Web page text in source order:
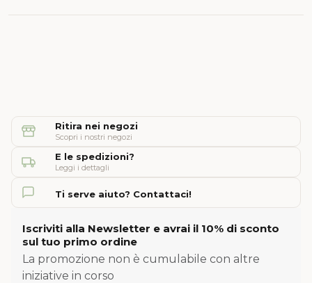
Ritira nei negozi
Scopri i nostri negozi
E le spedizioni?
Leggi i dettagli
Ti serve aiuto? Contattaci!
Iscriviti alla Newsletter e avrai il 10% di sconto
sul tuo primo ordine
La promozione non è cumulabile con altre
iniziative in corso